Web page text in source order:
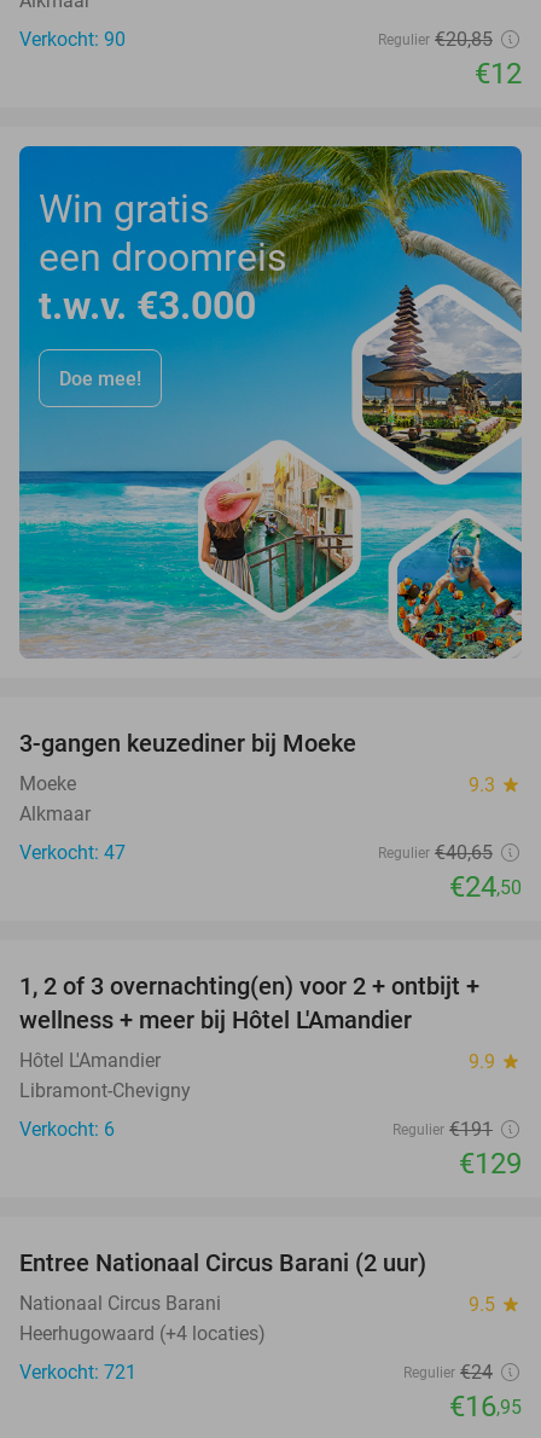
Verkocht: 90
Regulier €20,85
€12
Win gratis
een droomreis
t.w.v. €3.000
Doe mee!
3-gangen keuzediner bij Moeke
Moeke 9.3 star
Alkmaar
Verkocht: 47
Regulier €40,65
€24,50
32%
TODAY
1, 2 of 3 overnachting(en) voor 2 + ontbijt +
wellness + meer bij Hôtel L'Amandier
Hôtel L'Amandier 9.9 star
Libramont-Chevigny
Verkocht: 6
Regulier €191
€129
Entree Nationaal Circus Barani (2 uur)
Nationaal Circus Barani 9.5 star
Heerhugowaard (+4 locaties)
Verkocht: 721
Regulier €24
€16,95